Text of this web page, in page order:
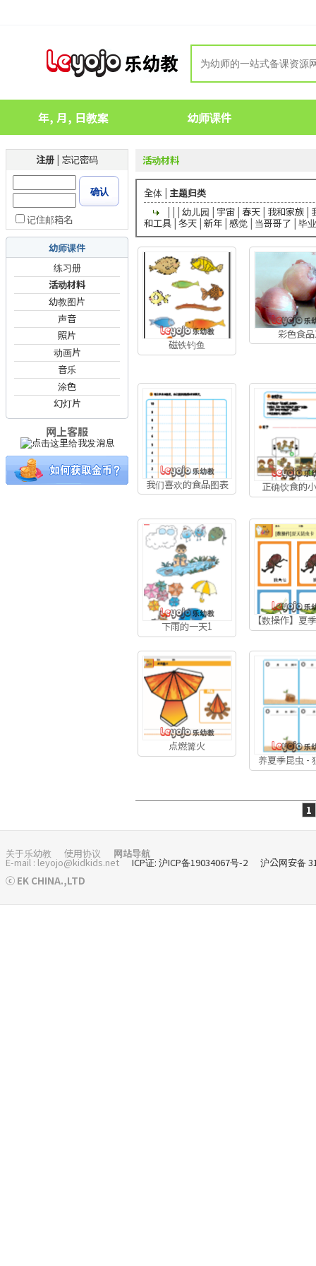
年, 月, 日教案 幼师课件
注册 | 忘记密码
确认
记住邮箱名
幼师课件
练习册
活动材料
幼教图片
声音
照片
动画片
音乐
涂色
幻灯片
网上客服
活动材料
全体 | 主题归类
| | | 幼儿园 | 宇宙 | 春天 | 我和家族 |
和工具 冬天 新年 感觉 当哥哥了 毕业
磁铁钓鱼
彩色食
我们喜欢的食品图表 正确饮食的
下雨的一天1 【数操作】夏
点燃篝火
养夏季昆虫 -
1
关于乐幼教 使用协议 网站导航
E-mail : leyojo@kidkids.net ICP证: 沪ICP备19034067号-2
沪公网安备
ⓒ EK CHINA.,LTD